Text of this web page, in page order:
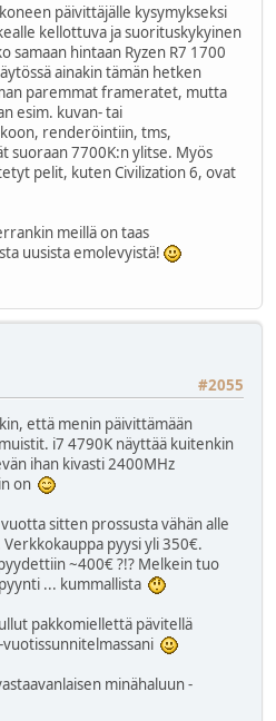
päivittäjälle kysymykseksi
kellottuva ja suorituskykyinen
samaan hintaan Ryzen R7 1700
ainakin tämän hetken
paremmat frameratet, mutta
esim. kuvan- tai
renderöintiin, tms,
suoraan 7700K:n ylitse. Myös
pelit, kuten Civilization 6, ovat
meillä on taas
uusista emolevyistä!
#2055
että menin päivittämään
i7 4790K näyttää kuitenkin
ihan kivasti 2400MHz
on
sitten prossusta vähän alle
pyysi yli 350€.
~400€ ?!? Melkein tuo
... kummallista
pakkomiellettä pävitellä
minähaluun -